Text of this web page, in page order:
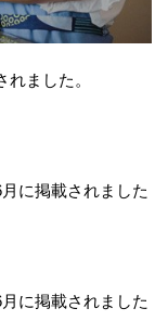
ました。
に掲載されました
に掲載されました